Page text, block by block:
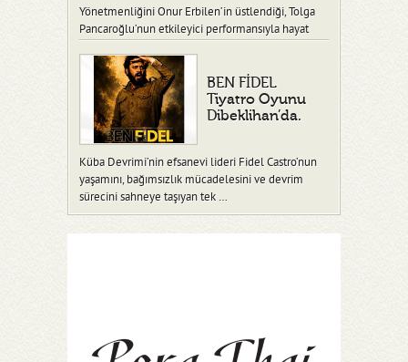
Yönetmenliğini Onur Erbilen’in üstlendiği, Tolga
Pancaroğlu’nun etkileyici performansıyla hayat
BEN FİDEL
Tiyatro Oyunu
Dibeklihan’da.
Küba Devrimi’nin efsanevi lideri Fidel Castro’nun
yaşamını, bağımsızlık mücadelesini ve devrim
sürecini sahneye taşıyan tek …